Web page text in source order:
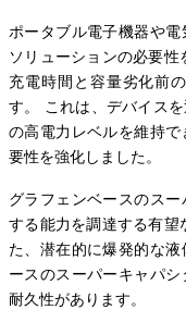
ポータブル電子機器や
ソリューションの必要
充電時間と容量劣化前
す。 これは、デバイス
の高電力レベルを維持
要性を強化しました。
グラフェンベースのス
する能力を調達する有望
た、潜在的に爆発的な
ースのスーパーキャパ
耐久性があります。